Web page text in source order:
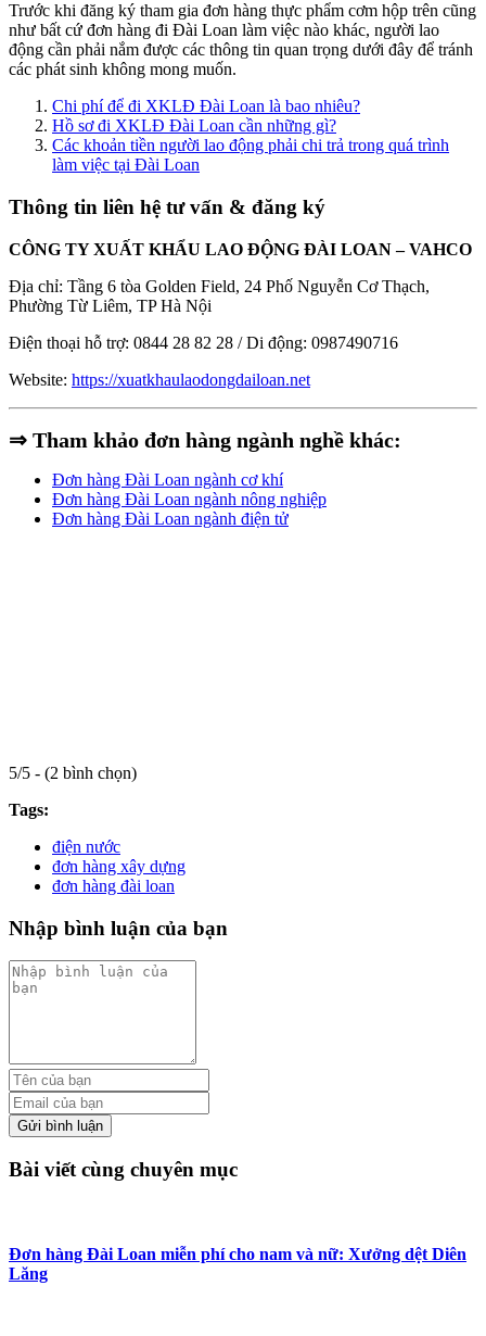
Trước khi đăng ký tham gia đơn hàng thực phẩm cơm hộp trên cũng
như bất cứ đơn hàng đi Đài Loan làm việc nào khác, người lao
động cần phải nắm được các thông tin quan trọng dưới đây để tránh
các phát sinh không mong muốn.
Chi phí để đi XKLĐ Đài Loan là bao nhiêu?
Hồ sơ đi XKLĐ Đài Loan cần những gì?
Các khoản tiền người lao động phải chi trả trong quá trình
làm việc tại Đài Loan
Thông tin liên hệ tư vấn & đăng ký
CÔNG TY XUẤT KHẨU LAO ĐỘNG ĐÀI LOAN – VAHCO
Địa chỉ: Tầng 6 tòa Golden Field, 24 Phố Nguyễn Cơ Thạch,
Phường Từ Liêm, TP Hà Nội
Điện thoại hỗ trợ: 0844 28 82 28 / Di động: 0987490716
Website: https://xuatkhaulaodongdailoan.net
⇒ Tham khảo đơn hàng ngành nghề khác:
Đơn hàng Đài Loan ngành cơ khí
Đơn hàng Đài Loan ngành nông nghiệp
Đơn hàng Đài Loan ngành điện tử
5/5 - (2 bình chọn)
Tags:
điện nước
đơn hàng xây dựng
đơn hàng đài loan
Nhập bình luận của bạn
Gửi bình luận
Bài viết cùng chuyên mục
Đơn hàng Đài Loan miễn phí cho nam và nữ: Xưởng dệt Diên
Lăng